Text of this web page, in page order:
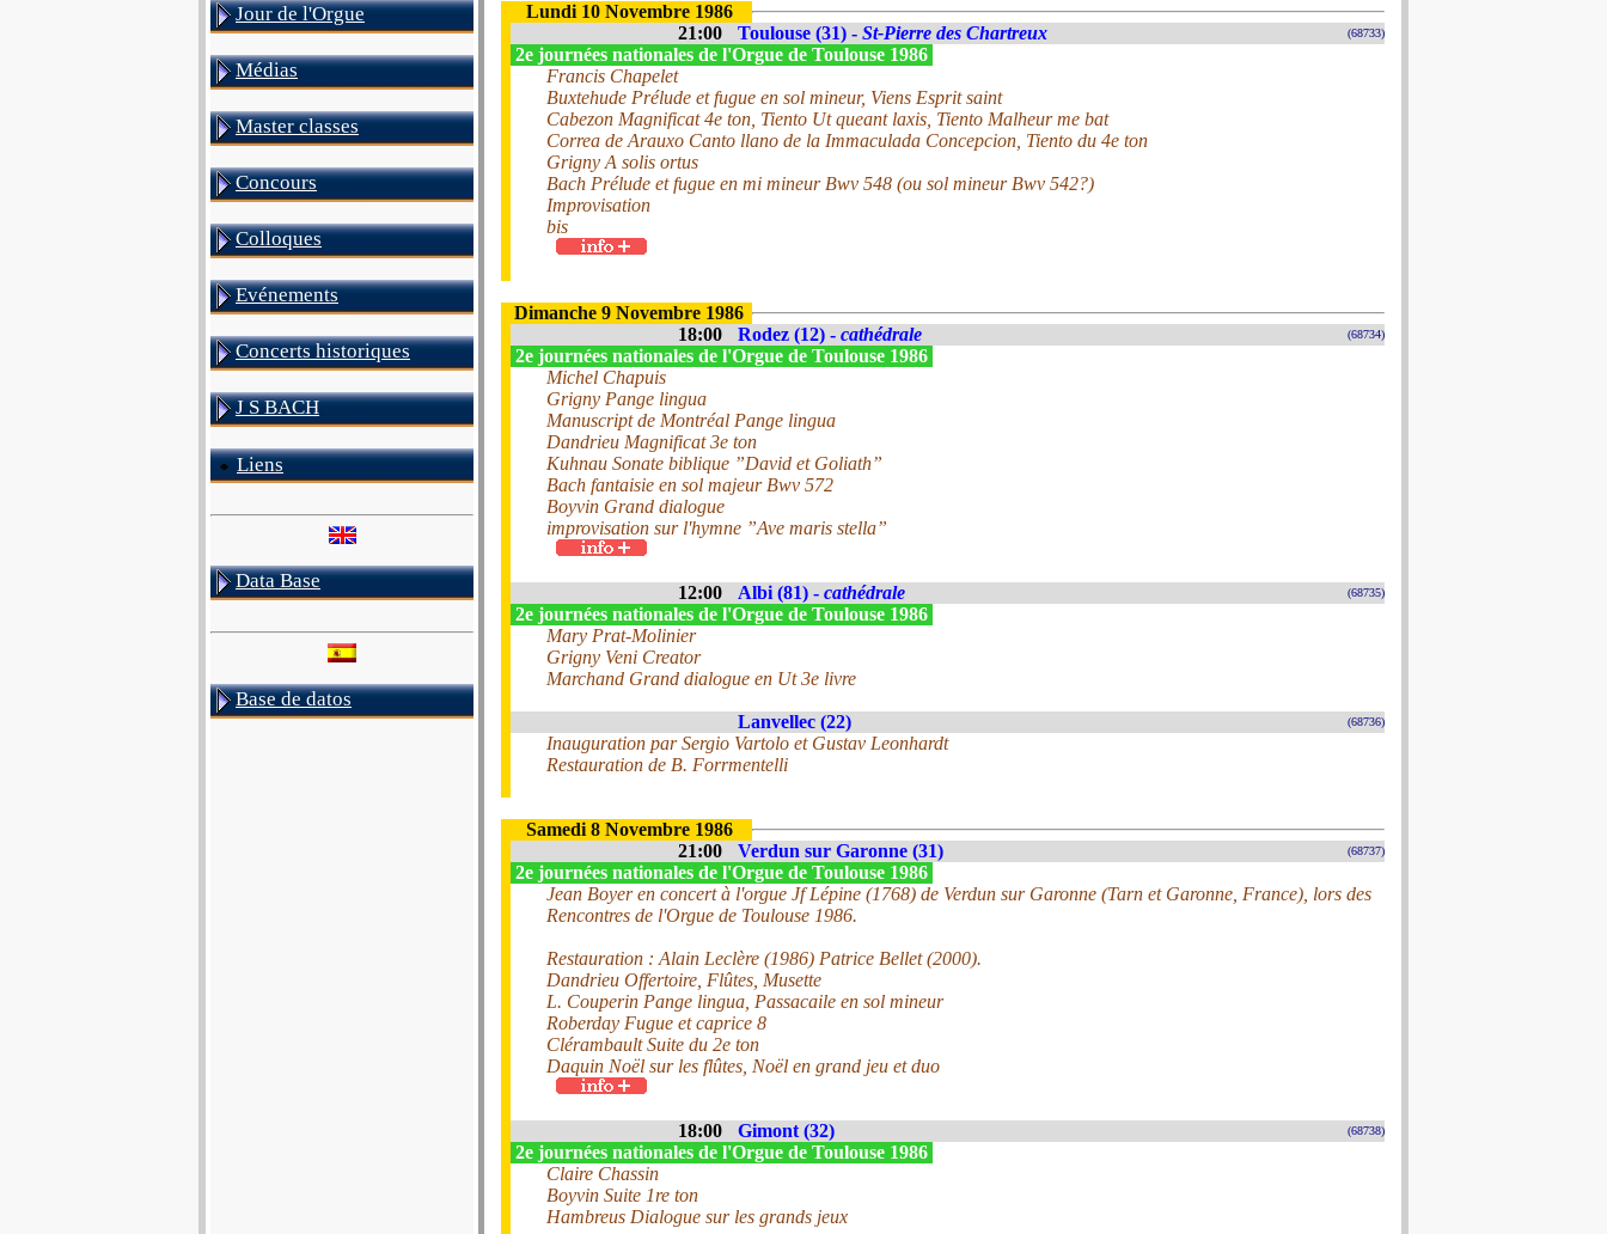
Jour de l'Orgue
Médias
Master classes
Concours
Colloques
Evénements
Concerts historiques
J S BACH
Liens
Data Base
Base de datos
Lundi 10 Novembre 1986
21:00
Toulouse (31) - St-Pierre des Chartreux (68733)
2e journées nationales de l'Orgue de Toulouse 1986
Francis Chapelet
Buxtehude Prélude et fugue en sol mineur, Viens Esprit saint
Cabezon Magnificat 4e ton, Tiento Ut queant laxis, Tiento Malheur me bat
Correa de Arauxo Canto llano de la Immaculada Concepcion, Tiento du 4e ton
Grigny A solis ortus
Bach Prélude et fugue en mi mineur Bwv 548 (ou sol mineur Bwv 542?)
Improvisation
bis
Dimanche 9 Novembre 1986
18:00
Rodez (12) - cathédrale (68734)
2e journées nationales de l'Orgue de Toulouse 1986
Michel Chapuis
Grigny Pange lingua
Manuscript de Montréal Pange lingua
Dandrieu Magnificat 3e ton
Kuhnau Sonate biblique ”David et Goliath”
Bach fantaisie en sol majeur Bwv 572
Boyvin Grand dialogue
improvisation sur l'hymne ”Ave maris stella”
12:00 Albi (81) - cathédrale (68735)
2e journées nationales de l'Orgue de Toulouse 1986
Mary Prat-Molinier
Grigny Veni Creator
Marchand Grand dialogue en Ut 3e livre
Lanvellec (22) (68736)
Inauguration par Sergio Vartolo et Gustav Leonhardt
Restauration de B. Forrmentelli
Samedi 8 Novembre 1986
21:00
Verdun sur Garonne (31) (68737)
2e journées nationales de l'Orgue de Toulouse 1986
Jean Boyer en concert à l'orgue Jf Lépine (1768) de Verdun sur Garonne (Tarn et Garonne, France), lors des
Rencontres de l'Orgue de Toulouse 1986.
Restauration : Alain Leclère (1986) Patrice Bellet (2000).
Dandrieu Offertoire, Flûtes, Musette
L. Couperin Pange lingua, Passacaile en sol mineur
Roberday Fugue et caprice 8
Clérambault Suite du 2e ton
Daquin Noël sur les flûtes, Noël en grand jeu et duo
18:00 Gimont (32) (68738)
2e journées nationales de l'Orgue de Toulouse 1986
Claire Chassin
Boyvin Suite 1re ton
Hambreus Dialogue sur les grands jeux